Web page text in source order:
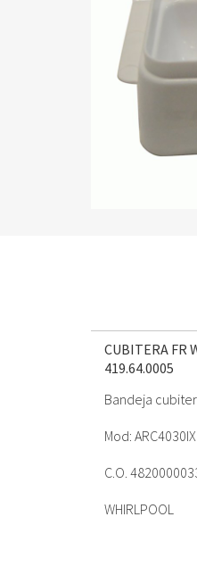
CUBITERA FR
419.64.0005
Bandeja
Mod: ARC4030IX
C.O.
WHIRLPOOL